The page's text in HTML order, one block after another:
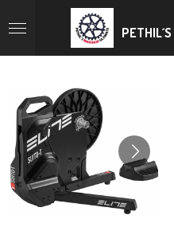
Hauptinhalt
PETHIL´S